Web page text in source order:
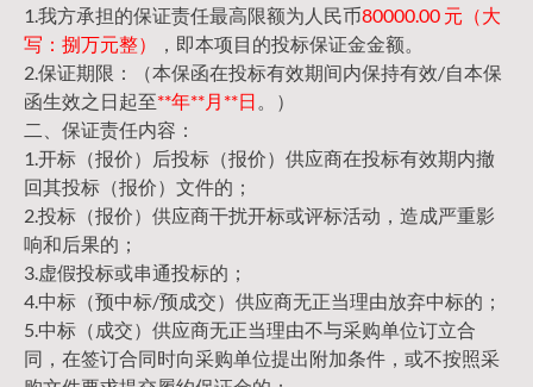
1.我方承担的保证责任最高限额为人民币80000.00 元（大
写：捌万元整）
，即本项目的投标保证金金额。
2.保证期限：（本保函在投标有效期间内保持有效/自本保
函生效之日起至**年**月**日 。）
二、保证责任内容：
1.开标（报价）后投标（报价）供应商在投标有效期内撤
回其投标（报价）文件的；
2.投标（报价）供应商干扰开标或评标活动，造成严重影
响和后果的；
3.虚假投标或串通投标的；
4.中标（预中标/预成交）供应商无正当理由放弃中标的；
5.中标（成交）供应商无正当理由不与采购单位订立合
同，在签订合同时向采购单位提出附加条件，或不按照采